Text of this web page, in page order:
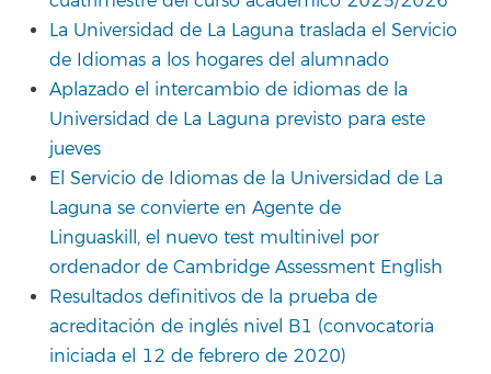
La Universidad de La Laguna traslada el Servicio
de Idiomas a los hogares del alumnado
Aplazado el intercambio de idiomas de la
Universidad de La Laguna previsto para este
jueves
El Servicio de Idiomas de la Universidad de La
Laguna se convierte en Agente de
Linguaskill, el nuevo test multinivel por
ordenador de Cambridge Assessment English
Resultados definitivos de la prueba de
acreditación de inglés nivel B1 (convocatoria
iniciada el 12 de febrero de 2020)